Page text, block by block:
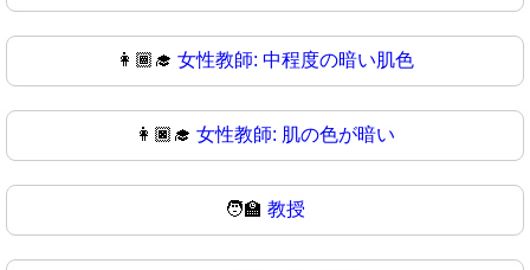
👩🏾‍🎓 女性教師: 中程度の暗い肌色
👩🏿‍🎓 女性教師: 肌の色が暗い
🧑‍🏫 教授